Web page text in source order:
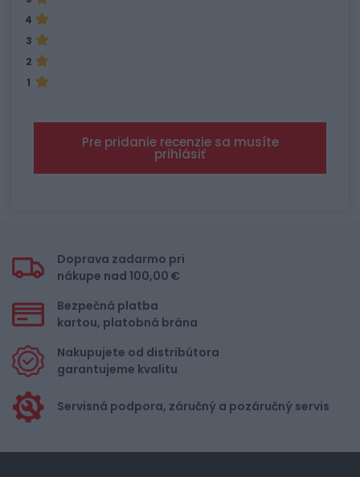
4
3
2
1
Pre pridanie recenzie sa musíte
prihlásiť
Doprava zadarmo pri
nákupe nad 100,00 €
Bezpečná platba
kartou, platobná brána
Nakupujete od distribútora
garantujeme kvalitu
Servisná podpora, záručný a pozáručný servis